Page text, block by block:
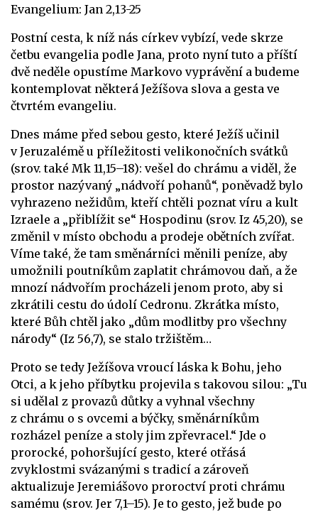
Evangelium: Jan 2,13-25
Postní cesta, k níž nás církev vybízí, vede skrze
četbu evangelia podle Jana, proto nyní tuto a příští
dvě neděle opustíme Markovo vyprávění a budeme
kontemplovat některá Ježíšova slova a gesta ve
čtvrtém evangeliu.
Dnes máme před sebou gesto, které Ježíš učinil
v Jeruzalémě u příležitosti velikonočních svátků
(srov. také Mk 11,15–18): vešel do chrámu a viděl, že
prostor nazývaný „nádvoří pohanů“, poněvadž bylo
vyhrazeno nežidům, kteří chtěli poznat víru a kult
Izraele a „přiblížit se“ Hospodinu (srov. Iz 45,20), se
změnil v místo obchodu a prodeje obětních zvířat.
Víme také, že tam směnárníci měnili peníze, aby
umožnili poutníkům zaplatit chrámovou daň, a že
mnozí nádvořím procházeli jenom proto, aby si
zkrátili cestu do údolí Cedronu. Zkrátka místo,
které Bůh chtěl jako „dům modlitby pro všechny
národy“ (Iz 56,7), se stalo tržištěm…
Proto se tedy Ježíšova vroucí láska k Bohu, jeho
Otci, a k jeho příbytku projevila s takovou silou: „Tu
si udělal z provazů důtky a vyhnal všechny
z chrámu o s ovcemi a býčky, směnárníkům
rozházel peníze a stoly jim zpřevracel.“ Jde o
prorocké, pohoršující gesto, které otřásá
zvyklostmi svázanými s tradicí a zároveň
aktualizuje Jeremiášovo proroctví proti chrámu
samému (srov. Jer 7,1–15). Je to gesto, jež bude po